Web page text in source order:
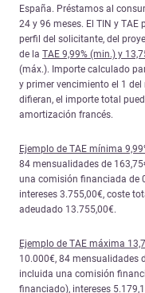
España. Préstamos al
24 y 96 meses. El TIN y
perfil del solicitante, del
de la TAE 9,99% (min.) y
(máx.). Importe calculado
y primer vencimiento el 1
difieran, el importe total
amortización francés.
Ejemplo de TAE mínima
84 mensualidades de
una comisión financiada de
intereses 3.755,00€, coste
adeudado 13.755,00€.
Ejemplo de TAE máxima
10.000€, 84 mensualidades
incluida una comisión
financiado), intereses